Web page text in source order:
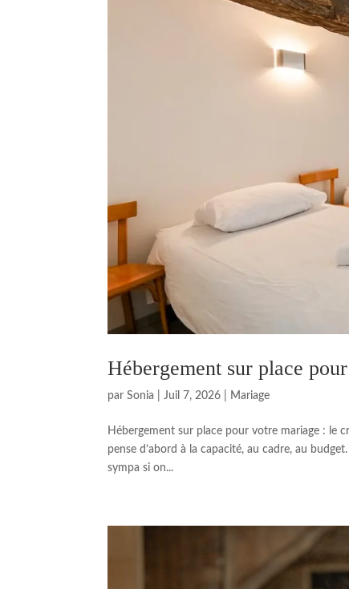
Hébergement sur place
parSonia Juil 7, 2026 Mariage
Hébergement sur place pour votre mariage : le
pense d’abord à la capacité, au cadre, au
sympa si on...